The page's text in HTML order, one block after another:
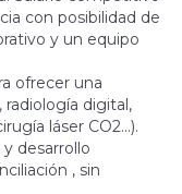
con posibilidad de
y un equipo
ofrecer una
digital,
láser CO2...).
desarrollo
, sin